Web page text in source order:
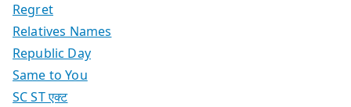
Regret
Relatives Names
Republic Day
Same to You
SC ST एक्ट